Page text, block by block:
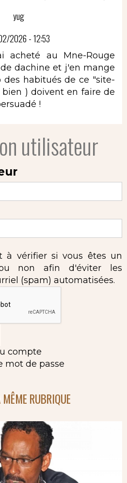
yug
2026 - 12:53
acheté au Mne-Rouge
dachine et j'en mange
des habitués de ce "site-
) doivent en faire de
!
utilisateur
à vérifier si vous êtes un
non afin d'éviter les
(spam) automatisées.
compte
mot de passe
RUBRIQUE